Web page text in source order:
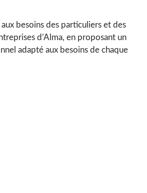
besoins des particuliers et des
d’Alma, en proposant un
adapté aux besoins de chaque